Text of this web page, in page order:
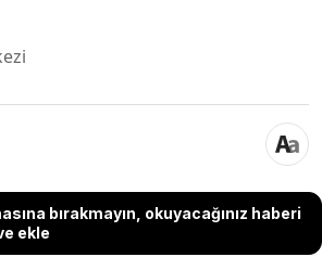
bırakmayın, okuyacağınız haberi
ekle